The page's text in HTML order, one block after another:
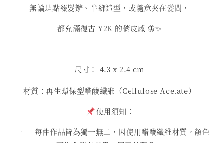
無論是點綴髮辮、半綁造型，或隨意夾在髮間，
都充滿復古 Y2K 的俏皮感 🦋✨
尺寸： 4.3 x 2.4 cm
材質：再生環保型醋酸纖維（Cellulose Acetate）
使用須知：
• 每件作品皆為獨一無二，因使用醋酸纖維材質，顏色